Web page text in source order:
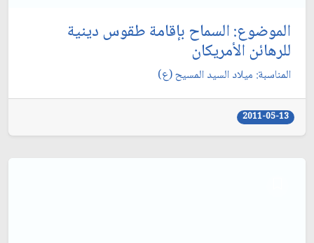
الموضوع: السماح بإقامة طقوس دينية
للرهائن الأمريكان‏
المناسبة: ميلاد السيد المسيح (ع)
2011-05-13